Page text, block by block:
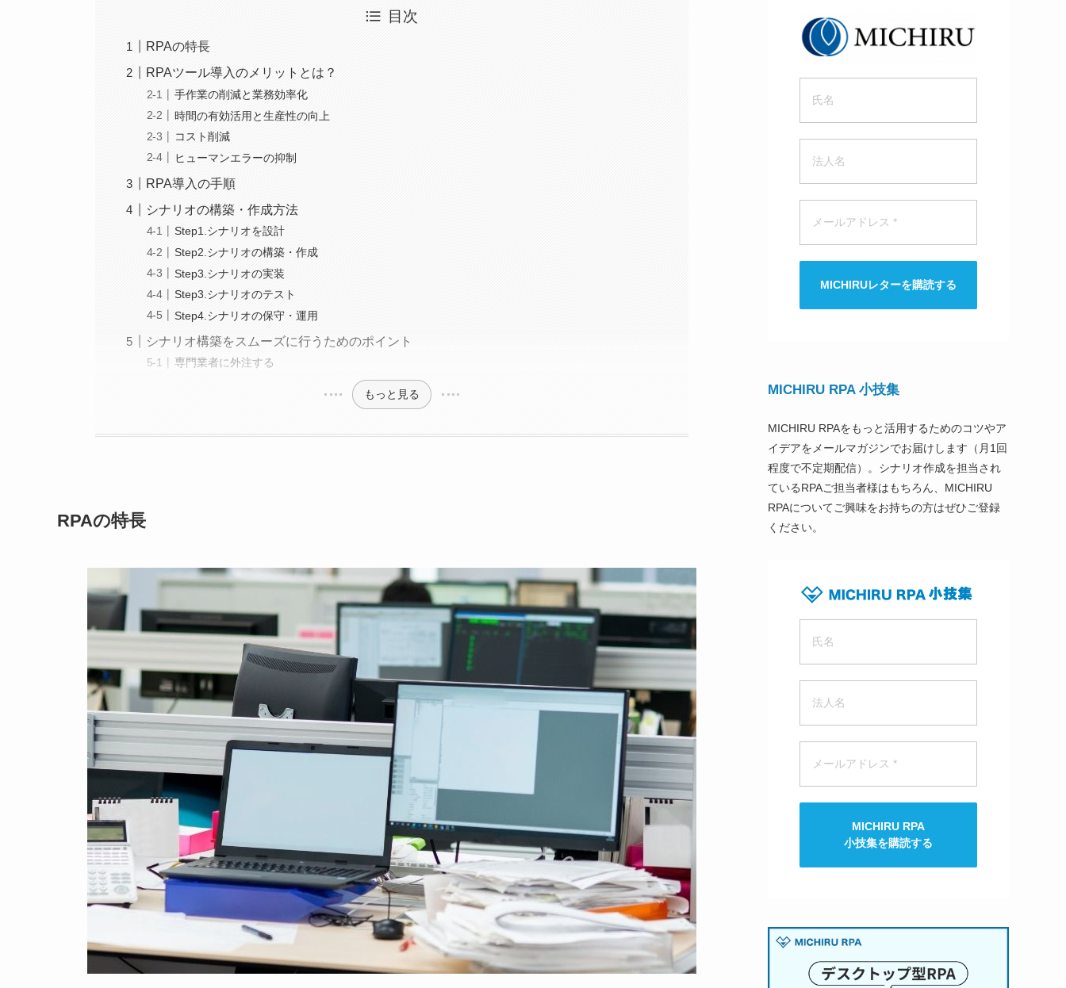
目次
RPAの特長
RPAツール導入のメリットとは？
手作業の削減と業務効率化
時間の有効活用と生産性の向上
コスト削減
ヒューマンエラーの抑制
RPA導入の手順
シナリオの構築・作成方法
Step1.シナリオを設計
Step2.シナリオの構築・作成
Step3.シナリオの実装
Step3.シナリオのテスト
Step4.シナリオの保守・運用
シナリオ構築をスムーズに行うためのポイント
専門業者に外注する
もっと見る
RPAの特長
MICHIRUレターを購読する
MICHIRU RPA 小技集
MICHIRU RPAをもっと活用するためのコツやア
イデアをメールマガジンでお届けします（月1回
程度で不定期配信）。シナリオ作成を担当され
ているRPAご担当者様はもちろん、MICHIRU
RPAについてご興味をお持ちの方はぜひご登録
ください。
MICHIRU RPA
小技集を購読する